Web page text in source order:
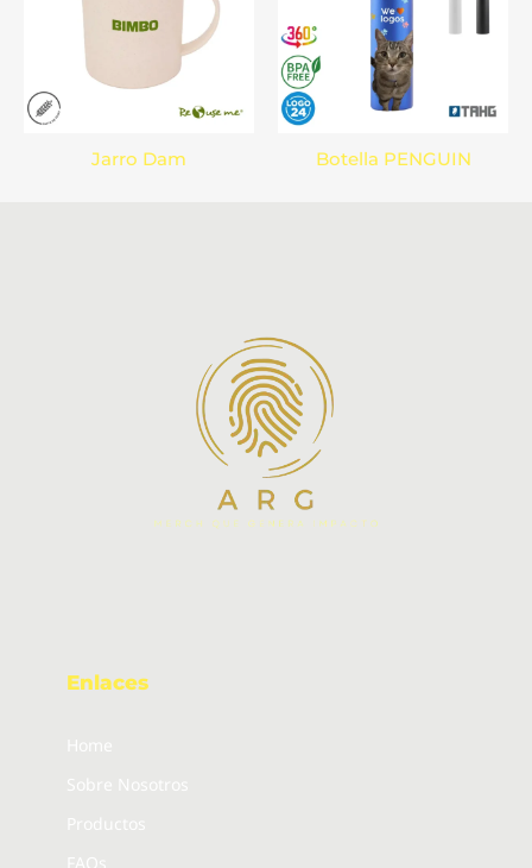
Jarro Dam Botella PENGUIN
Enlaces
Home
Sobre Nosotros
Productos
FAQs